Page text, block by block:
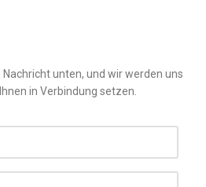
Nachricht unten, und wir werden uns
in Verbindung setzen.